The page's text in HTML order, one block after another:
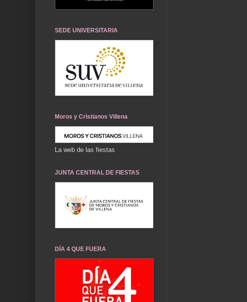
SEDE UNIVERSITARIA
Moros y Cristianos Villena
La web de las fiestas
JUNTA CENTRAL DE FIESTAS
DÍA 4 QUE FUERA